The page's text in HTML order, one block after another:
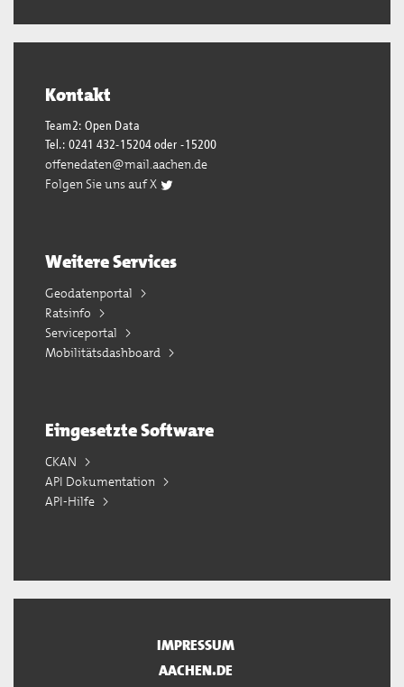
Kontakt
Team2: Open Data
Tel.: 0241 432-15204 oder -15200
offenedaten@mail.aachen.de
Folgen Sie uns auf X
Weitere Services
Geodatenportal
Ratsinfo
Serviceportal
Mobilitätsdashboard
Eingesetzte Software
CKAN
API Dokumentation
API-Hilfe
IMPRESSUM
AACHEN.DE